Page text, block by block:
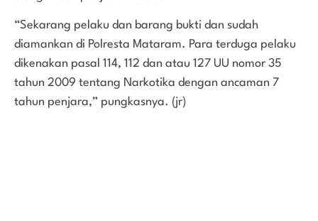
“Sekarang pelaku dan barang bukti dan sudah
diamankan di Polresta Mataram. Para terduga pelaku
dikenakan pasal 114, 112 dan atau 127 UU nomor 35
tahun 2009 tentang Narkotika dengan ancaman 7
tahun penjara,” pungkasnya. (jr)